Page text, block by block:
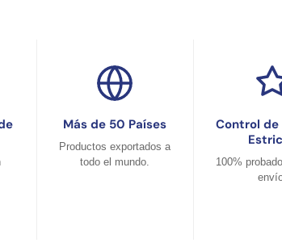
Más de 50 Países
Productos exportados a
todo el mundo.
Control de
100%